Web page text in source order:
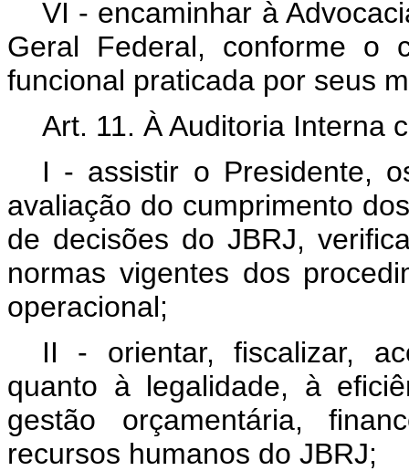
VI - encaminhar à
Geral Federal, conforme o
funcional praticada por seus
Art. 11. À Auditoria Interna
I - assistir o Presidente,
avaliação do cumprimento
de decisões do JBRJ,
normas vigentes dos
operacional;
II - orientar, fiscalizar,
quanto à legalidade, à
gestão orçamentária,
recursos humanos do JBRJ;